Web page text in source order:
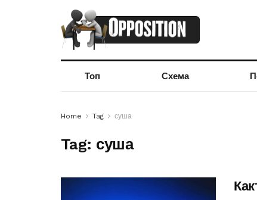
Топ Схема
Home Tag суша
Tag: суша